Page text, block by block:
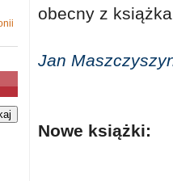
obecny z
Jan
Nowe książki: